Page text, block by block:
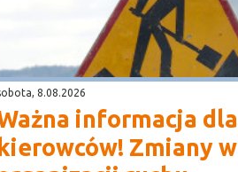
8.08.2026
informacja dla
kierowców! Zmiany w